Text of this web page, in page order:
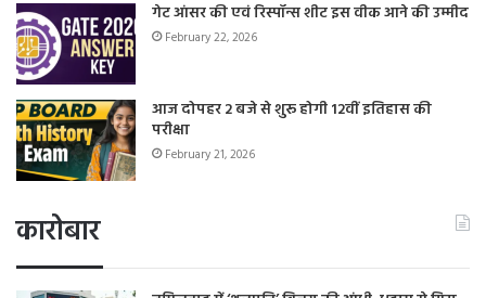
गेट आंसर की एवं रिस्पॉन्स शीट इस वीक आने की उम्मीद
February 22, 2026
आज दोपहर 2 बजे से शुरू होगी 12वीं इतिहास की
परीक्षा
February 21, 2026
कारोबार